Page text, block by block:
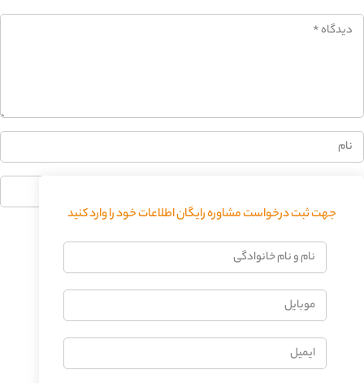
جهت ثبت درخواست مشاوره رایگان اطلاعات خود را وارد کنید
نام
و
خانوادگی
موبایل
ایمیل